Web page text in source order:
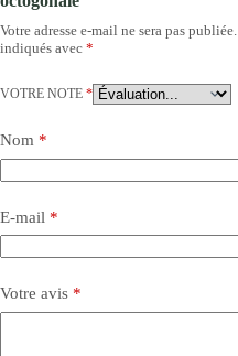
Votre adresse e-mail ne sera pas publiée.
indiqués avec *
VOTRE NOTE *
Nom *
E-mail *
Votre avis *